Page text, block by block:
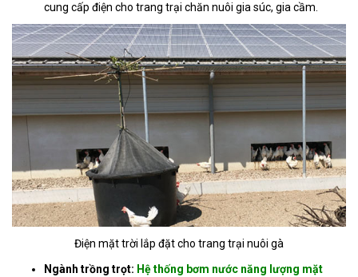
cung cấp điện cho trang trại chăn nuôi gia súc, gia cầm.
Điện mặt trời lắp đặt cho trang trại nuôi gà
Ngành trồng trọt: Hệ thống bơm nước năng lượng mặt